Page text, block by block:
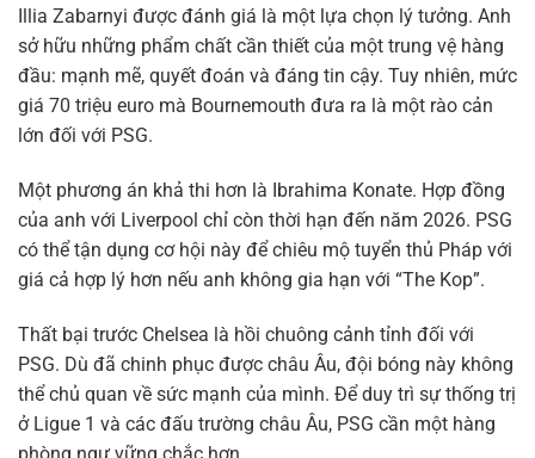
Illia Zabarnyi được đánh giá là một lựa chọn lý tưởng. Anh
sở hữu những phẩm chất cần thiết của một trung vệ hàng
đầu: mạnh mẽ, quyết đoán và đáng tin cậy. Tuy nhiên, mức
giá 70 triệu euro mà Bournemouth đưa ra là một rào cản
lớn đối với PSG.
Một phương án khả thi hơn là Ibrahima Konate. Hợp đồng
của anh với Liverpool chỉ còn thời hạn đến năm 2026. PSG
có thể tận dụng cơ hội này để chiêu mộ tuyển thủ Pháp với
giá cả hợp lý hơn nếu anh không gia hạn với “The Kop”.
Thất bại trước Chelsea là hồi chuông cảnh tỉnh đối với
PSG. Dù đã chinh phục được châu Âu, đội bóng này không
thể chủ quan về sức mạnh của mình. Để duy trì sự thống trị
ở Ligue 1 và các đấu trường châu Âu, PSG cần một hàng